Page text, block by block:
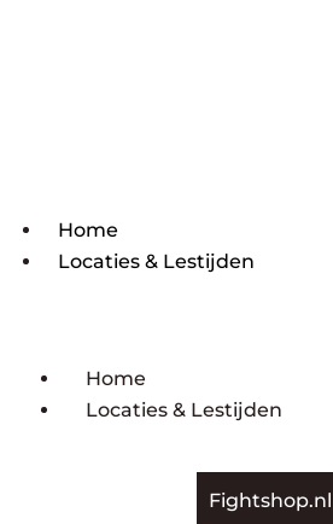
Home
Locaties & Lestijden
Home
Locaties & Lestijden
Fightshop.nl